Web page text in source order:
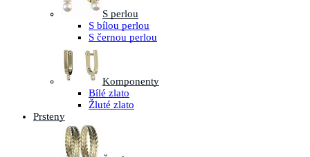
S perlou
S bílou perlou
S černou perlou
Komponenty
Bílé zlato
Žluté zlato
Prsteny